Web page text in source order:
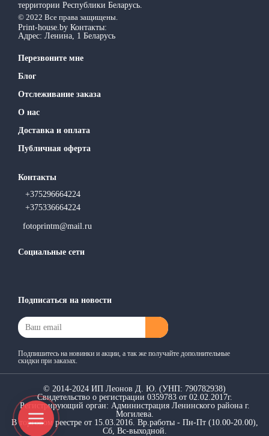
территории Реcпублики Беларусь.
© 2022 Все права защищены.
Print-house.by Контакты:
Адрес: Ленина, 1 Беларусь
Перезвоните мне
Блог
Отслеживание заказа
О нас
Доставка и оплата
Публичная оферта
Контакты
+375296664224
+375336664224
fotoprintm@mail.ru
Социальные сети
Подписаться на новости
Подпишитесь на новинки и акции, а так же получайте дополнительные
скидки при заказах.
© 2014-2024 ИП Леонов Д. Ю. (УНП: 790782938)
Свидетельство о регистрации 0359783 от 02.02.2017г.
Регистрирующий орган: Администрация Ленинского района г.
Могилева.
В торговом реестре от 15.03.2016. Вр.работы - Пн-Пт (10.00-20.00),
Сб, Вс-выходной.